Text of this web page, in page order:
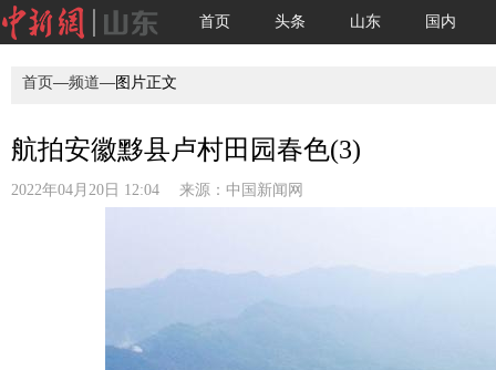
首页 头条 山东 国内
首页—频道—图片正文
航拍安徽黟县卢村田园春色(3)
2022年04月20日 12:04 来源： 中国新闻网